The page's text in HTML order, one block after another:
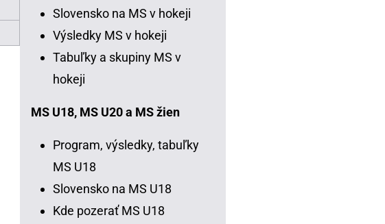
Slovensko na MS v hokeji
Výsledky MS v hokeji
Tabuľky a skupiny MS v
hokeji
MS U18, MS U20 a MS žien
Program, výsledky, tabuľky
MS U18
Slovensko na MS U18
Kde pozerať MS U18